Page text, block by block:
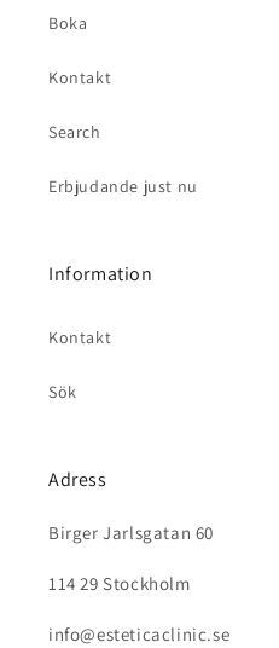
Boka
Kontakt
Search
Erbjudande just nu
Information
Kontakt
Sök
Adress
Birger Jarlsgatan 60
114 29 Stockholm
info@esteticaclinic.se